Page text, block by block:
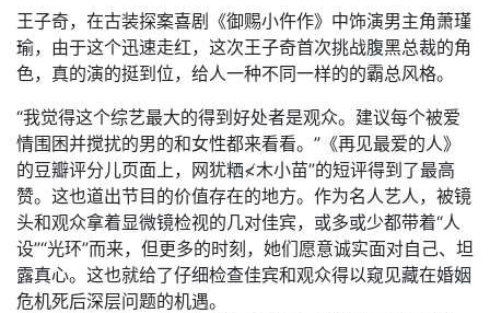
王子奇，在古装探案喜剧《御赐小仵作》中饰演男主角萧瑾
瑜，由于这个迅速走红，这次王子奇首次挑战腹黑总裁的角
色，真的演的挺到位，给人一种不同一样的的霸总风格。
“我觉得这个综艺最大的得到好处者是观众。建议每个被爱
情围困并搅扰的男的和女性都来看看。”《再见最爱的人》
的豆瓣评分儿页面上，网犹粞≮木小苗”的短评得到了最高
赞。这也道出节目的价值存在的地方。作为名人艺人，被镜
头和观众拿着显微镜检视的几对佳宾，或多或少都带着“人
设”“光环”而来，但更多的时刻，她们愿意诚实面对自己、坦
露真心。这也就给了仔细检查佳宾和观众得以窥见藏在婚姻
危机死后深层问题的机遇。